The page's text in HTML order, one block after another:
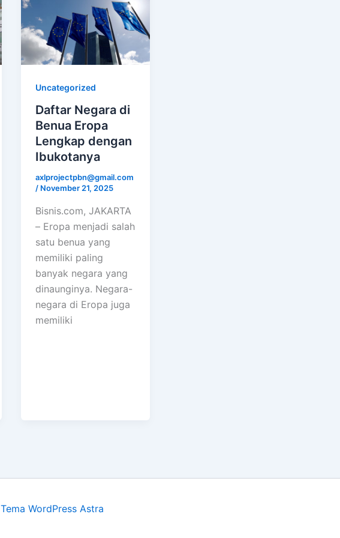
Uncategorized
Daftar Negara di
Benua Eropa
Lengkap dengan
Ibukotanya
axlprojectpbn@gmail.com
/ November 21, 2025
Bisnis.com, JAKARTA
– Eropa menjadi salah
satu benua yang
memiliki paling
banyak negara yang
dinaunginya. Negara-
negara di Eropa juga
memiliki
Tema WordPress Astra